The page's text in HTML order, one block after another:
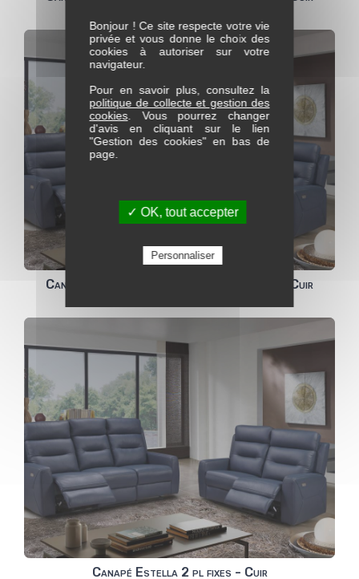
Canapé Estella 2pl dt 2 relax électriques - Cuir
Canapé Estella 2 pl fixes - Cuir
Bonjour ! Ce site respecte votre vie
privée et vous donne le choix des
cookies à autoriser sur votre
navigateur.
Pour en savoir plus, consultez la
politique de collecte et gestion des
cookies. Vous pourrez changer
d'avis en cliquant sur le lien
"Gestion des cookies" en bas de
page.
✓ OK, tout accepter
Personnaliser